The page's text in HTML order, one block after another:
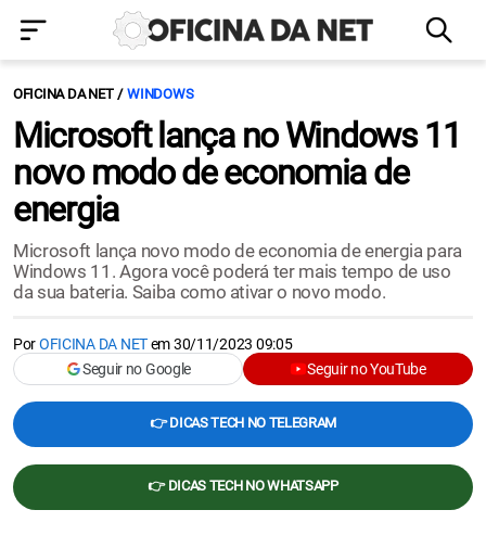
OFICINA DA NET WINDOWS
Microsoft lança no Windows 11
novo modo de economia de
energia
Microsoft lança novo modo de economia de energia para
Windows 11. Agora você poderá ter mais tempo de uso
da sua bateria. Saiba como ativar o novo modo.
PorOFICINA DA NETem30/11/2023 09:05
Seguir no Google
Seguir no YouTube
👉 DICAS TECH NO TELEGRAM
👉 DICAS TECH NO WHATSAPP